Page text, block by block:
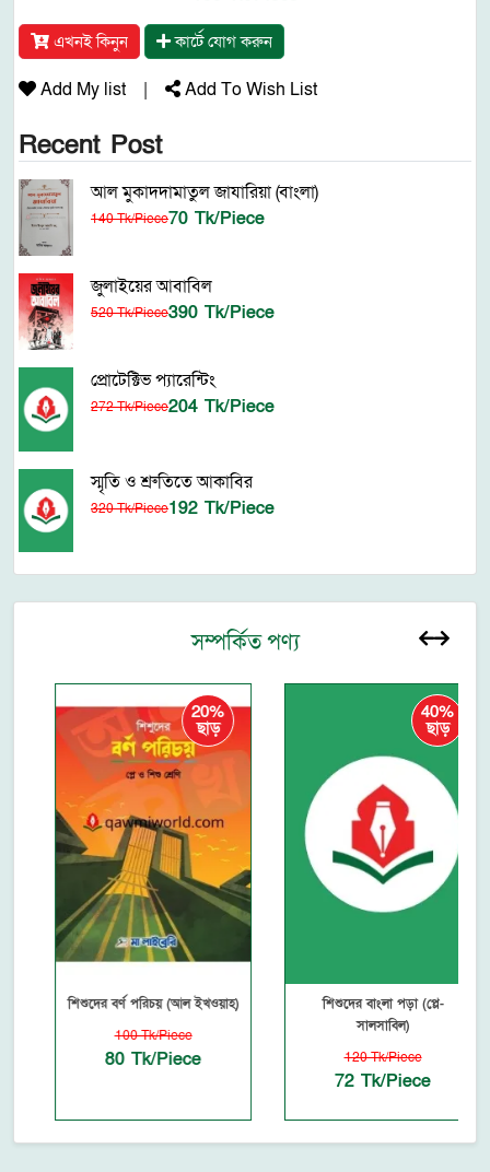
এখনই কিনুন কার্টে যোগ করুন
Add My list | Add To Wish List
Recent Post
আল মুকাদদামাতুল জাযারিয়া (বাংলা)
140 Tk/Piece70 Tk/Piece
জুলাইয়ের আবাবিল
520 Tk/Piece390 Tk/Piece
প্রোটেক্টিভ প্যারেন্টিং
272 Tk/Piece204 Tk/Piece
স্মৃতি ও শ্রুতিতে আকাবির
320 Tk/Piece192 Tk/Piece
সম্পর্কিত পণ্য
20%
ছাড়
শিশুদের বর্ণ পরিচয় (আল ইখওয়াহ)
100 Tk/Piece
80 Tk/Piece
40%
ছাড়
শিশুদের বাংলা পড়া (প্লে-
সালসাবিল)
120 Tk/Piece
72 Tk/Piece